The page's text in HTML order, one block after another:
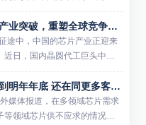
功研制出国际首个全模拟光电
不仅标志着我国在人工智能中芯国际引领芯片产业突破，重塑全球竞争格局
途中，中国的芯片产业正迎来
近日，国内晶圆代工巨头中芯
，成为全球关注的焦点。中芯
实现了稳定量产，其7nm技术环球晶圆订单已排到明年年底 还在同更多客户洽谈长期合同
媒体报道，在多领域芯片需求
等领域芯片供不应求的情况